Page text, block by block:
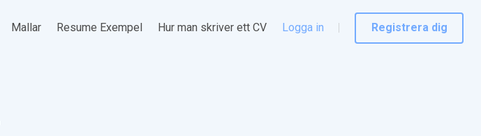
Mallar Resume Exempel Hur man skriver ett CV Logga in Registrera dig